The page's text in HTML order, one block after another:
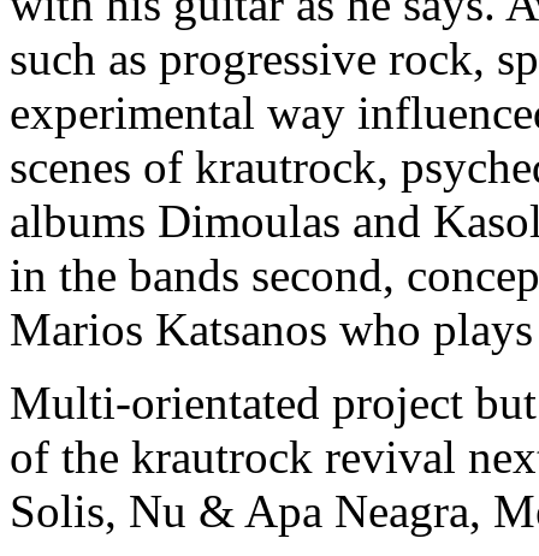
such as progressive rock,
experimental way
scenes of krautrock,
albums Dimoulas and
in the bands second,
Marios Katsanos who
Multi-orientated project
of the krautrock revival
Solis, Nu & Apa Neagra,